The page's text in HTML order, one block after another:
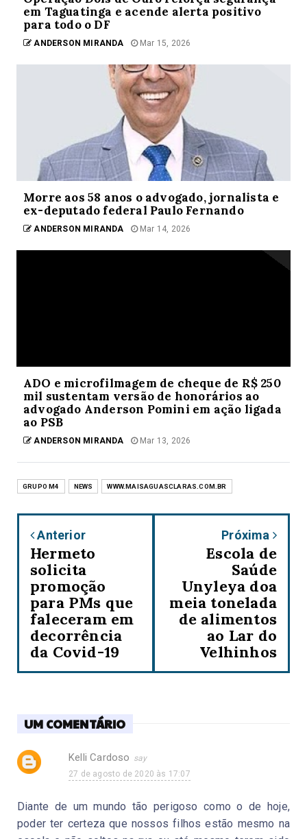
em Taguatinga e acende alerta positivo
para todo o DF
ANDERSON MIRANDA Mar 15, 2026
Morre aos 58 anos o advogado, jornalista e
ex-deputado federal Paulo Fernando
ANDERSON MIRANDA Mar 14, 2026
ADO e microfilmagem de cheque de R$ 250
mil sustentam versão de honorários ao
advogado Anderson Pomini em ação ligada
ao PSB
ANDERSON MIRANDA Mar 13, 2026
GRUPO M4 NEWS WWW.MAISAGUASCLARAS.COM.BR
Anterior
Hermeto
solicita
promoção
para PMs que
faleceram em
decorrência
da Covid-19
Próxima
Escola de
Saúde
Unyleya doa
meia tonelada
de alimentos
ao Lar do
Velhinhos
UM COMENTÁRIO
Kelli Cardoso
27 de agosto de 2020 às 17:07
Diante de um mundo tão perigoso como o de hoje,
poder ter certeza que nossos filhos estão mesmo na